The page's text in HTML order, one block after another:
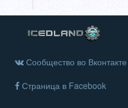
Сообщество во Вконтакте
Страница в Facebook